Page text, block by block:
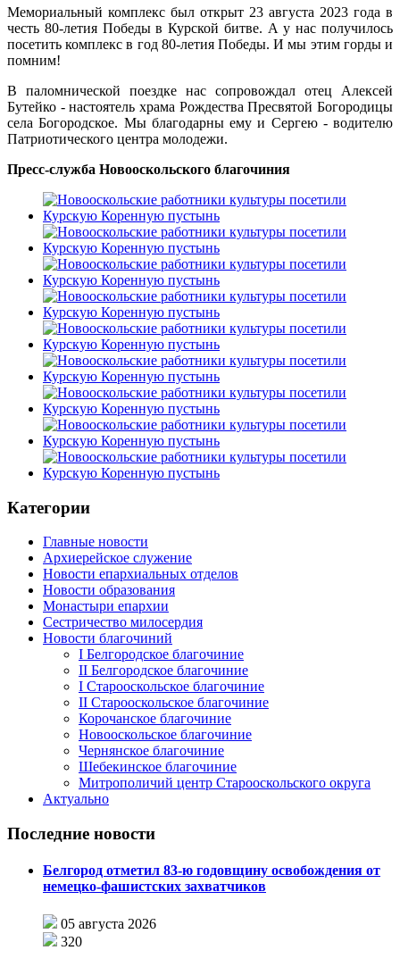
Мемориальный комплекс был открыт 23 августа 2023 года в
честь 80-летия Победы в Курской битве. А у нас получилось
посетить комплекс в год 80-летия Победы. И мы этим горды и
помним!
В паломнической поездке нас сопровождал отец Алексей
Бутейко - настоятель храма Рождества Пресвятой Богородицы
села Богородское. Мы благодарны ему и Сергею - водителю
Патриотического центра молодежи.
Пресс-служба Новооскольского благочиния
Категории
Главные новости
Архиерейское служение
Новости епархиальных отделов
Новости образования
Монастыри епархии
Сестричество милосердия
Новости благочиний
I Белгородское благочиние
II Белгородское благочиние
I Старооскольское благочиние
II Старооскольское благочиние
Корочанское благочиние
Новооскольское благочиние
Чернянское благочиние
Шебекинское благочиние
Митрополичий центр Старооскольского округа
Актуально
Последние новости
Белгород отметил 83-ю годовщину освобождения от
немецко-фашистских захватчиков
05 августа 2026
320